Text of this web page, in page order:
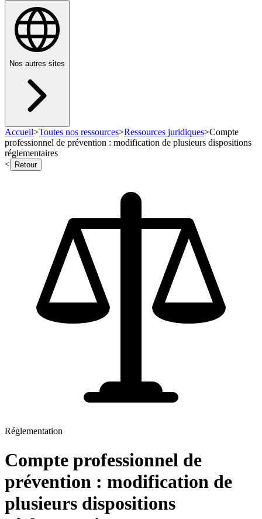
Nos autres sites
Accueil>Toutes nos ressources>Ressources juridiques>Compte
professionnel de prévention : modification de plusieurs dispositions
réglementaires
<
Retour
Réglementation
Compte professionnel de
prévention : modification de
plusieurs dispositions